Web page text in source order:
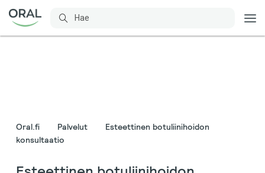
Oral.fi Palvelut
Esteettinen botuliinihoidon
konsultaatio